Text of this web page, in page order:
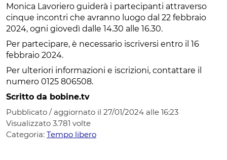
Monica Lavoriero guiderà i partecipanti attraverso
cinque incontri che avranno luogo dal 22 febbraio
2024, ogni giovedì dalle 14.30 alle 16.30.
Per partecipare, è necessario iscriversi entro il 16
febbraio 2024.
Per ulteriori informazioni e iscrizioni, contattare il
numero 0125 806508.
Scritto da bobine.tv
Pubblicato / aggiornato il 27/01/2024 alle 16:23
Visualizzato 3.781 volte
Categoria: Tempo libero